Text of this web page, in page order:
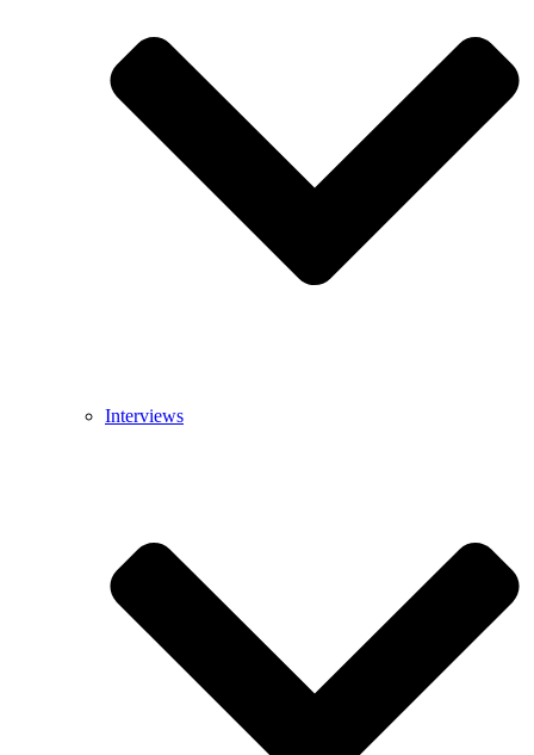
Interviews